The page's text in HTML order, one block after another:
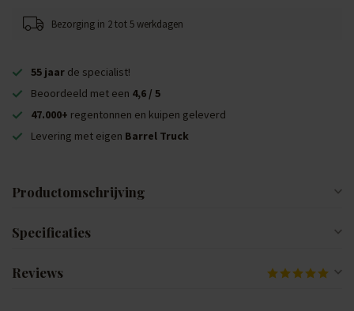
Bezorging in 2 tot 5 werkdagen
55 jaar de specialist!
Beoordeeld met een 4,6 / 5
47.000+ regentonnen en kuipen geleverd
Levering met eigen Barrel Truck
Productomschrijving
Specificaties
Reviews